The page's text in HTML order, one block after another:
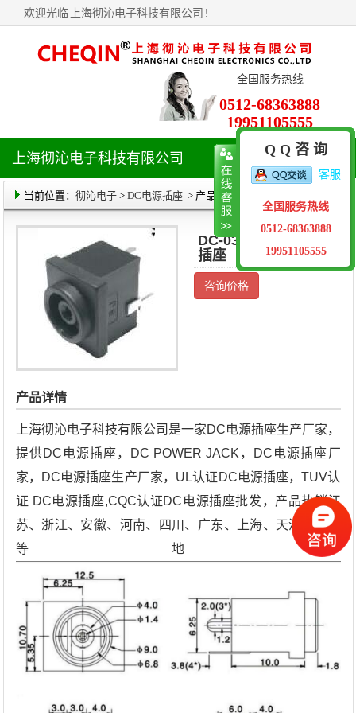
欢迎光临 上海彻沁电子科技有限公司 !
全国服务热线
0512-68363888
19951105555
航
单
上海彻沁电子科技有限公司
当前位置： 彻沁电子> DC电源插座 > 产品详情
DC-038C DC电源
插座
咨询价格
产品详情
上海彻沁电子科技有限公司是一家DC电源插座生产厂家，
提供DC电源插座，DC POWER JACK，DC电源插座厂
家，DC电源插座生产厂家，UL认证DC电源插座，TUV认
证 DC电源插座,CQC认证DC电源插座批发，产品热销江
苏、浙江、安徽、河南、四川、广东、上海、天津、重庆
等地。
Q Q 咨 询
客服
全国服务热线
0512-68363888
19951105555